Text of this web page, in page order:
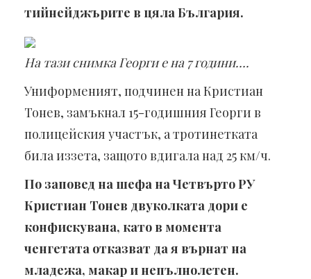
тийнейджърите в цяла България.
На тази снимка Георги е на 7 години….
Униформеният, подчинен на Кристиан
Тонев, замъкнал 15-годишния Георги в
полицейския участък, а тротинетката
била иззета, защото вдигала над 25 км/ч.
По заповед на шефа на Четвърто РУ
Кристиан Тонев двуколката дори е
конфискувана, като в момента
ченгетата отказват да я върнат на
младежа, макар и непълнолетен.